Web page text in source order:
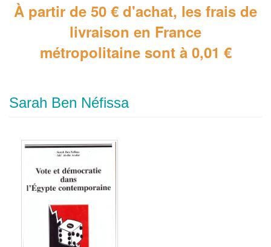
À partir de 50 € d'achat, les frais de
livraison en France
métropolitainesont à 0,01 €
Sarah Ben Néfissa